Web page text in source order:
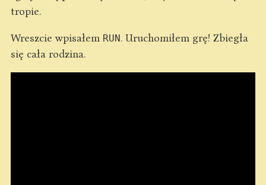
tropie.
Wreszcie wpisałem RUN. Uruchomiłem grę! Zbiegła
się cała rodzina.